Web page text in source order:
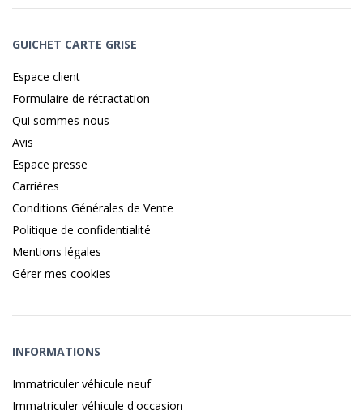
GUICHET CARTE GRISE
Espace client
Formulaire de rétractation
Qui sommes-nous
Avis
Espace presse
Carrières
Conditions Générales de Vente
Politique de confidentialité
Mentions légales
Gérer mes cookies
INFORMATIONS
Immatriculer véhicule neuf
Immatriculer véhicule d'occasion